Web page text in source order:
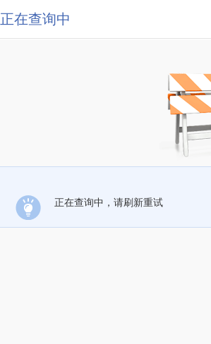
正在查询中
正在查询中，请刷新重试